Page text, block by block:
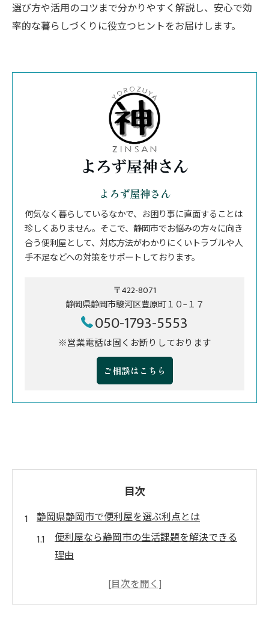
選び方や活用のコツまで分かりやすく解説し、安心で効
率的な暮らしづくりに役立つヒントをお届けします。
よろず屋神さん
何気なく暮らしているなかで、お困り事に直面することは
珍しくありません。そこで、静岡市でお悩みの方々に向き
合う便利屋として、対応方法がわかりにくいトラブルや人
手不足などへの対策をサポートしております。
〒422-8071
静岡県静岡市駿河区豊原町１０−１７
050-1793-5553
※営業電話は固くお断りしております
ご相談はこちら
目次
静岡県静岡市で便利屋を選ぶ利点とは
便利屋なら静岡市の生活課題を解決できる
理由
静岡市の便利屋評判から見る選び方のポイ